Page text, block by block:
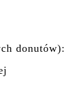
donutów):